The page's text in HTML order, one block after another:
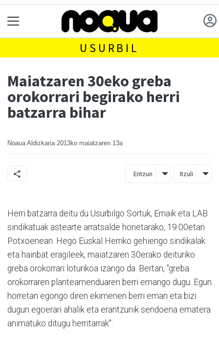
USURBIL
Maiatzaren 30eko greba
orokorrari begirako herri
batzarra bihar
Noaua Aldizkaria 2013ko maiatzaren 13a
Entzun Itzuli
Herri batzarra deitu du Usurbilgo Sortuk, Ernaik eta LAB
sindikatuak astearte arratsalde honetarako, 19:00etan
Potxoenean. Hego Euskal Herriko gehiengo sindikalak
eta hainbat eragileek, maiatzaren 30erako deituriko
greba orokorrari loturikoa izango da. Bertan, "greba
orokorraren planteamenduaren berri emango dugu. Egun
horretan egongo diren ekimenen berri eman eta bizi
dugun egoerari ahalik eta erantzunik sendoena ematera
animatuko ditugu herritarrak".